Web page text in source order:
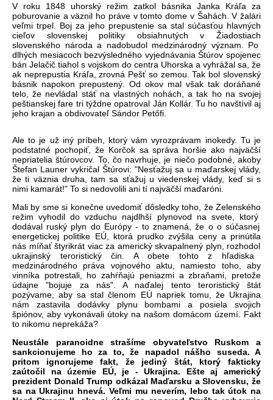
V roku 1848 uhorský režim zatkol básnika Janka Kráľa za
poburovanie aväznil ho právev tomto dome v Šahách . Vžalári
veľmi trpel . Boj za jeho prepustenie sa stal súčasťou hlavných
cieľov slovenskejpolitiky obsiahnutých vŽiadostiach
slovenského národa a nadobudol medzinárodný význam. Po
dlhých mesiacoch bezvýsledného vyjednávania Štúrov spojenec
bán Jelačič tiahol s vojskom do centra Uhorska a vyhrážal sa , že
ak neprepustia Kráľa ,zrovná Pešť so zemou . Tak bol slovenský
básnik napokon prepustený . Od okov mal však tak doráňané
telo ,že nevládal stáťna vlastných nohách, a tak ho nasvojej
peštianskej fare tri týždneopatroval Ján Kollár. Tu ho navštívil aj
jeho krajan a obdivovateľSándor Petőfi
Ale to je už iný príbeh ktorý vámvyrozprávam inokedy. Tu je
podstatné pochopiť, že Korčok sa správa horšie ako najväčší
nepriatelia štúrovcov. To, čonavrhuje, je niečopodobné, akoby
Štefan Launer vykričal Štúrovi: "Nesťažuj sa u maďarskej vlády,
že ti väznia druha, tamsa sťažuju viedenskej vlády, keďsi s
nimi kamarát!" To si nedovolili ani tí najväčší maďaróni.
Mali by smesi konečne uvedomiť dôsledkytoho, žeZelenského
režim vyhodil do vzduchu najdlhší plynovod na svete, ktorý
dodával ruský plyn do Európy- to znamená,že o o súčasnej
energetickej politike EÚ, ktorá prudko zvýšila ceny a prinútila
nás míňať štyrikrát viacza americkýskvapalnený plyn, rozhodol
ukrajinský teroristický čin. A obete tohtoz hľadiska
medzinárodného práva vojnového aktu, namiesto toho, aby
vinníka potrestali, hozahŕňajú peniazmiazbraňami
pretože
údajne "bojuje za nás". A naďalej tento teroristický štát
pozývame , abysa stalčlenom EÚ napriektomu, že Ukrajina
nám zastavila dodávky plynu bombami a posiela
svojich
špiónov, aby vykonávali útoky na našom domácom území. Fakt
to nikomu neprekáža?
Neustále paranoidnestrašíme obyvateľstvo Ruskom a
sankcionujeme ho za to, že napadol nášho suseda. A
pritom ignorujeme fakt, že jediný štát, ktorý fakticky
zaútočil naúzemie EÚ, je - Ukrajina. Ešteaj americký
prezident Donald Trump odkázal Maďarsku a Slovensku, že
sa na Ukrajinu hnevá. Veľmi mu neverím, lebo tak útok na